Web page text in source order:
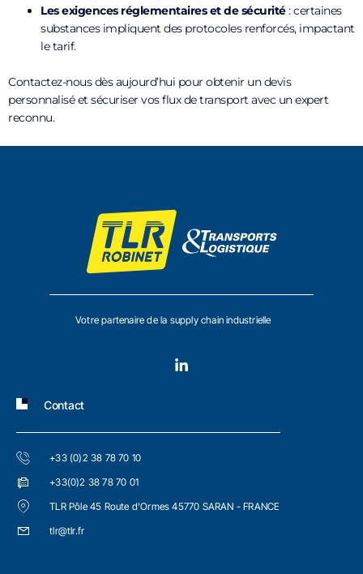
Les exigences réglementaires et de sécurité: certaines
substances impliquent des protocoles renforcés, impactant
le tarif.
Contactez-nous dès aujourd’hui pour obtenir un devis
personnalisé et sécuriser vos flux de transport avec un expert
reconnu.
Votre partenaire de la supply chain industrielle
Contact
+33 (0)2 38 78 70 10
+33(0)2 38 78 70 01
TLR Pôle 45 Route d'Ormes 45770 SARAN - FRANCE
tlr@tlr.fr